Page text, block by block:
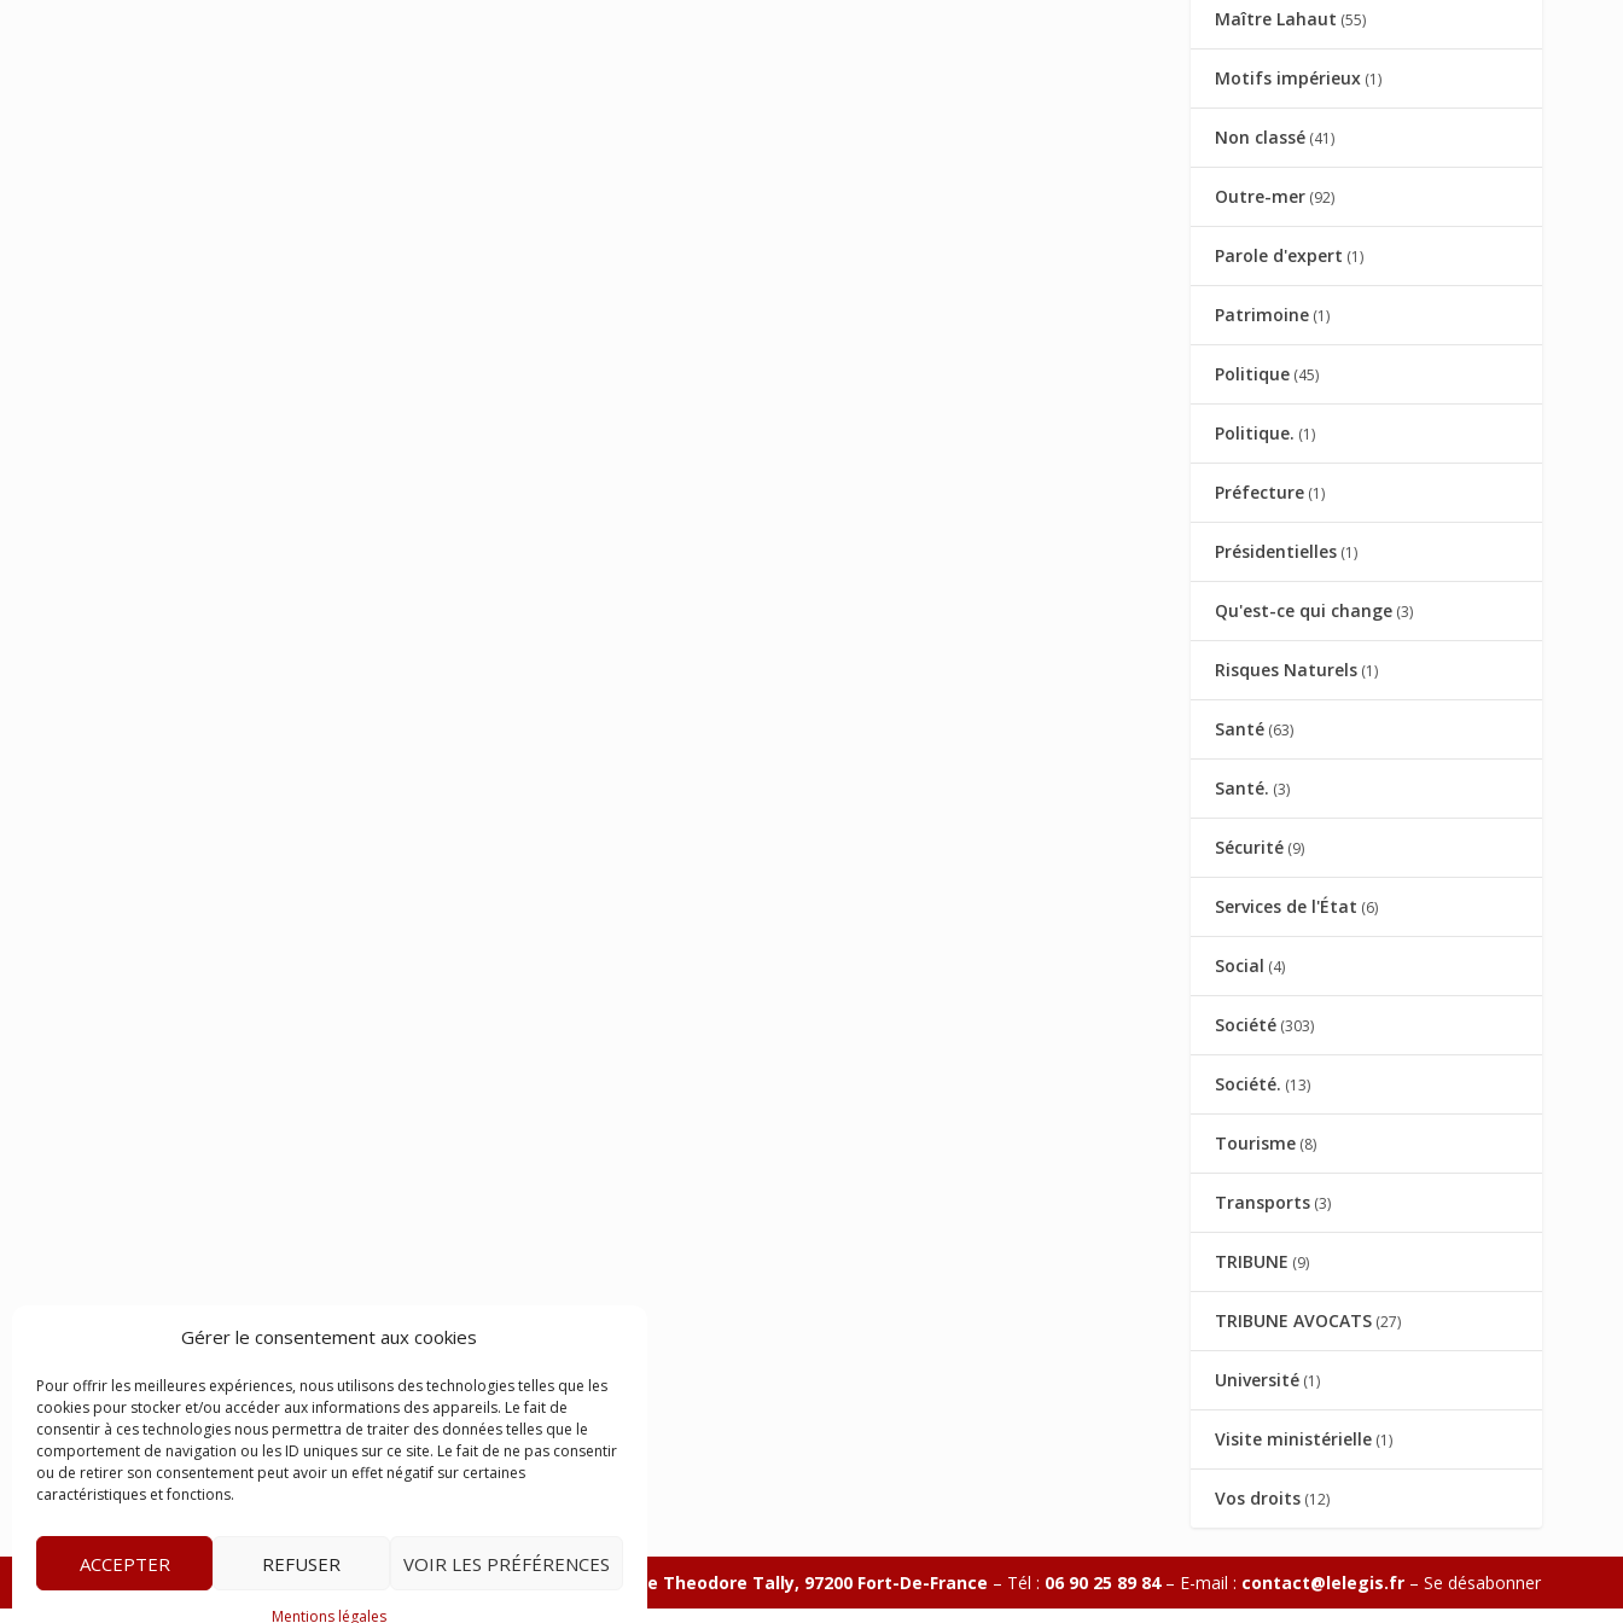
Gérer le consentement aux cookies
Pour offrir les meilleures expériences, nous utilisons des technologies telles que les
cookies pour stocker et/ou accéder aux informations des appareils. Le fait de
consentir à ces technologies nous permettra de traiter des données telles que le
comportement de navigation ou les ID uniques sur ce site. Le fait de ne pas consentir
ou de retirer son consentement peut avoir un effet négatif sur certaines
caractéristiques et fonctions.
ACCEPTER REFUSER VOIR LES PRÉFÉRENCES
Mentions légales
Maître Lahaut (55)
Motifs impérieux (1)
Non classé (41)
Outre-mer (92)
Parole d'expert (1)
Patrimoine (1)
Politique (45)
Politique. (1)
Préfecture (1)
Présidentielles (1)
Qu'est-ce qui change (3)
Risques Naturels (1)
Santé (63)
Santé. (3)
Sécurité (9)
Services de l'État (6)
Social (4)
Société (303)
Société. (13)
Tourisme (8)
Transports (3)
TRIBUNE (9)
TRIBUNE AVOCATS (27)
Université (1)
Visite ministérielle (1)
Vos droits (12)
Le Legis Zone Franche Cité Dillon 365 B rue Theodore Tally, 97200 Fort-De-France – Tél : 06 90 25 89 84– E-mail : contact@lelegis.fr– Se désabonner